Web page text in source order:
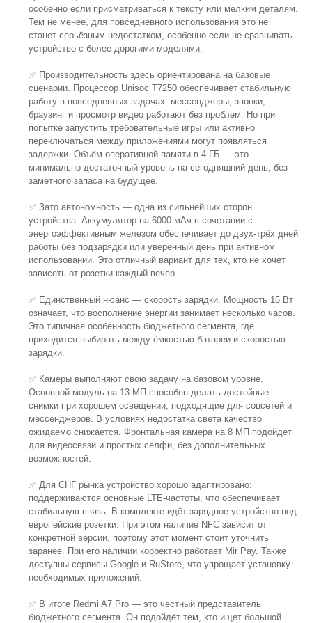
особенно если присматриваться к тексту или мелким деталям.
Тем не менее, для повседневного использования это не
станет серьёзным недостатком, особенно если не сравнивать
устройство с более дорогими моделями.
✅ Производительность здесь ориентирована на базовые
сценарии. Процессор Unisoc T7250 обеспечивает стабильную
работу в повседневных задачах: мессенджеры, звонки,
браузинг и просмотр видео работают без проблем. Но при
попытке запустить требовательные игры или активно
переключаться между приложениями могут появляться
задержки. Объём оперативной памяти в 4 ГБ — это
минимально достаточный уровень на сегодняшний день, без
заметного запаса на будущее.
✅ Зато автономность — одна из сильнейших сторон
устройства. Аккумулятор на 6000 мАч в сочетании с
энергоэффективным железом обеспечивает до двух-трёх дней
работы без подзарядки или уверенный день при активном
использовании. Это отличный вариант для тех, кто не хочет
зависеть от розетки каждый вечер.
✅ Единственный нюанс — скорость зарядки. Мощность 15 Вт
означает, что восполнение энергии занимает несколько часов.
Это типичная особенность бюджетного сегмента, где
приходится выбирать между ёмкостью батареи и скоростью
зарядки.
✅ Камеры выполняют свою задачу на базовом уровне.
Основной модуль на 13 МП способен делать достойные
снимки при хорошем освещении, подходящие для соцсетей и
мессенджеров. В условиях недостатка света качество
ожидаемо снижается. Фронтальная камера на 8 МП подойдёт
для видеосвязи и простых селфи, без дополнительных
возможностей.
✅ Для СНГ рынка устройство хорошо адаптировано:
поддерживаются основные LTE-частоты, что обеспечивает
стабильную связь. В комплекте идёт зарядное устройство под
европейские розетки. При этом наличие NFC зависит от
конкретной версии, поэтому этот момент стоит уточнить
заранее. При его наличии корректно работает Mir Pay. Также
доступны сервисы Google и RuStore, что упрощает установку
необходимых приложений.
✅ В итоге Redmi A7 Pro — это честный представитель
бюджетного сегмента. Он подойдёт тем, кто ищет большой